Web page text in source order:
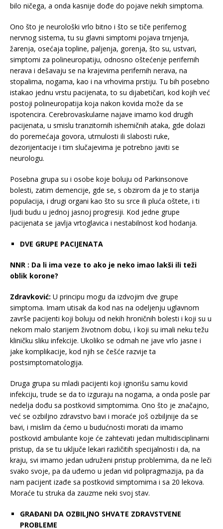
bilo ničega, a onda kasnije dođe do pojave nekih simptoma.
Ono što je neurološki vrlo bitno i što se tiče perifernog
nervnog sistema, tu su glavni simptomi pojava trnjenja,
žarenja, osećaja topline, paljenja, gorenja, što su, ustvari,
simptomi za polineuropatiju, odnosno oštećenje perifernih
nerava i dešavaju se na krajevima perifernih nerava, na
stopalima, nogama, kao i na vrhovima prstiju. Tu bih posebno
istakao jednu vrstu pacijenata, to su dijabetičari, kod kojih već
postoji polineuropatija koja nakon kovida može da se
ispotencira. Cerebrovaskularne najave imamo kod drugih
pacijenata, u smislu tranzitornih ishemičnih ataka, gde dolazi
do poremećaja govora, utrnulosti ili slabosti ruke,
dezorijentacije i tim slučajevima je potrebno javiti se
neurologu.
Posebna grupa su i osobe koje boluju od Parkinsonove
bolesti, zatim demencije, gde se, s obzirom da je to starija
populacija, i drugi organi kao što su srce ili pluća oštete, i ti
ljudi budu u jednoj jasnoj progresiji. Kod jedne grupe
pacijenata se javlja vrtoglavica i nestabilnost kod hodanja.
DVE GRUPE PACIJENATA
NNR : Da li ima veze to ako je neko imao lakši ili teži
oblik korone?
Zdravković: U principu mogu da izdvojim dve grupe
simptoma. Imam utisak da kod nas na odeljenju uglavnom
završe pacijenti koji boluju od nekih hroničnih bolesti i koji su u
nekom malo starijem životnom dobu, i koji su imali neku težu
kliničku sliku infekcije. Ukoliko se odmah ne jave vrlo jasne i
jake komplikacije, kod njih se češće razvije ta
postsimptomatologija.
Druga grupa su mladi pacijenti koji ignorišu samu kovid
infekciju, trude se da to izguraju na nogama, a onda posle par
nedelja dođu sa postkovid simptomima. Ono što je značajno,
već se ozbiljno zdravstvo bavi i moraće još ozbiljnije da se
bavi, i mislim da ćemo u budućnosti morati da imamo
postkovid ambulante koje će zahtevati jedan multidisciplinarni
pristup, da se tu uključe lekari različitih specijalnosti i da, na
kraju, svi imamo jedan udruženi pristup problemima, da ne leči
svako svoje, pa da uđemo u jedan vid polipragmazija, pa da
nam pacijent izađe sa postkovid simptomima i sa 20 lekova.
Moraće tu struka da zauzme neki svoj stav.
GRAĐANI DA OZBILJNO SHVATE ZDRAVSTVENE
PROBLEME